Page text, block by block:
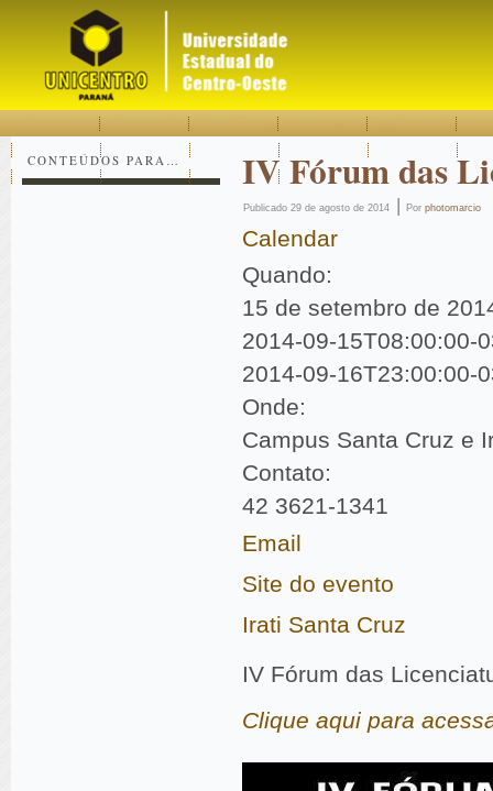
CONTEÚDOS PARA… IV Fórum das
Publicado 29 de agosto de 2014 | Por photomarcio
Calendar
Quando:
15 de setembro de
2014-09-15T08:00:00-
2014-09-16T23:00:00-
Onde:
Campus Santa Cruz e
Contato:
42 3621-1341
Email
Site do evento
Irati Santa Cruz
IV Fórum das
Clique aqui para